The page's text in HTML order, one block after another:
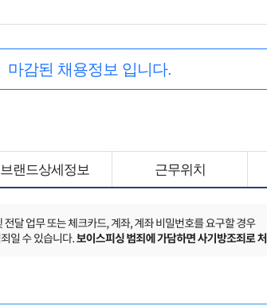
마감된 채용정보 입니다.
브랜드상세정보 근무위치